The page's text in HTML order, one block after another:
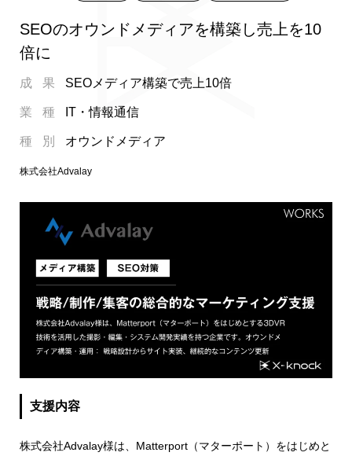
SEOのオウンドメディアを構築し売上を10
倍に
成果 SEOメディア構築で売上10倍
業種 IT・情報通信
種別 オウンドメディア
株式会社Advalay
支援内容
株式会社Advalay様は、Matterport（マターポート）をはじめと